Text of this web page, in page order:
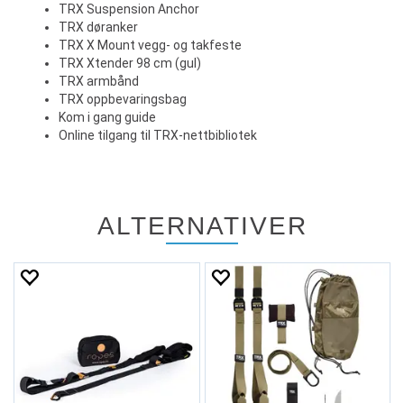
TRX Suspension Anchor
TRX døranker
TRX X Mount vegg- og takfeste
TRX Xtender 98 cm (gul)
TRX armbånd
TRX oppbevaringsbag
Kom i gang guide
Online tilgang til TRX-nettbibliotek
ALTERNATIVER